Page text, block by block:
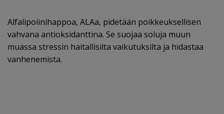
Alfalipoiinihappoa, ALAa, pidetään poikkeuksellisen
vahvana antioksidanttina. Se suojaa soluja muun
muassa stressin haitallisilta vaikutuksilta ja hidastaa
vanhenemista.